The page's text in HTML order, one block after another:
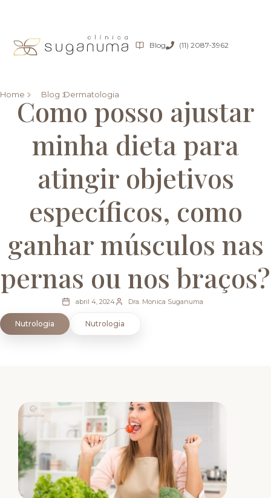
Blog (11) 2087-3962
Home Blog Dermatologia
Como posso ajustar
minha dieta para
atingir objetivos
específicos, como
ganhar músculos nas
pernas ou nos braços?
abril 4, 2024 Dra. Monica Suganuma
Nutrologia Nutrologia